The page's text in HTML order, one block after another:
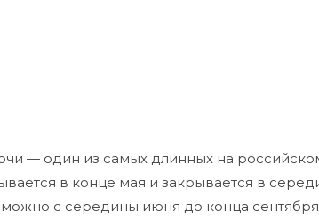
— один из самых длинных на
в конце мая и закрывается в
с середины июня до конца